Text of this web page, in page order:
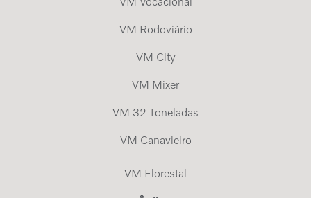
VM Rodoviário
VM City
VM Mixer
VM 32 Toneladas
VM Canavieiro
VM Florestal